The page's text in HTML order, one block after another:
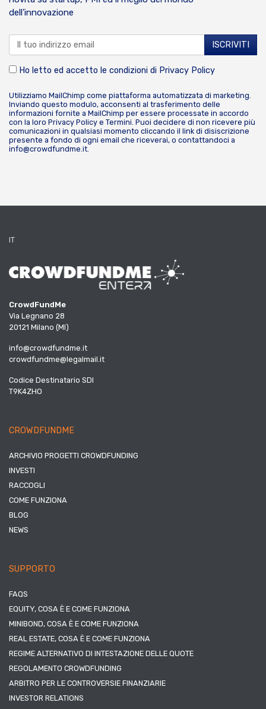
dell’innovazione
Ho letto ed accetto le condizioni di Privacy Policy
Utilizziamo MailChimp come piattaforma automatizzata di marketing.
Inviando questo modulo, acconsenti al trasferimento delle
informazioni fornite a MailChimp per essere processate in accordo
con la loro Privacy Policy e Termini. Puoi decidere di non ricevere più
comunicazioni in qualsiasi momento cliccando il link di disiscrizione
presente a fondo di ogni email che riceverai, o contattandoci a
info@crowdfundme.it.
IT
CrowdFundMe
Via Legnano 28
20121 Milano (MI)
info@crowdfundme.it
crowdfundme@legalmail.it
Codice Destinatario SDI
T9K4ZHO
CROWDFUNDME
ARCHIVIO PROGETTI CROWDFUNDING
INVESTI
RACCOGLI
COME FUNZIONA
BLOG
NEWS
SUPPORTO
FAQS
EQUITY, COSA È E COME FUNZIONA
MINIBOND, COSA È E COME FUNZIONA
REAL ESTATE, COSA È E COME FUNZIONA
REGIME ALTERNATIVO DI INTESTAZIONE DELLE QUOTE
REGOLAMENTO CROWDFUNDING
ARBITRO PER LE CONTROVERSIE FINANZIARIE
INVESTOR RELATIONS